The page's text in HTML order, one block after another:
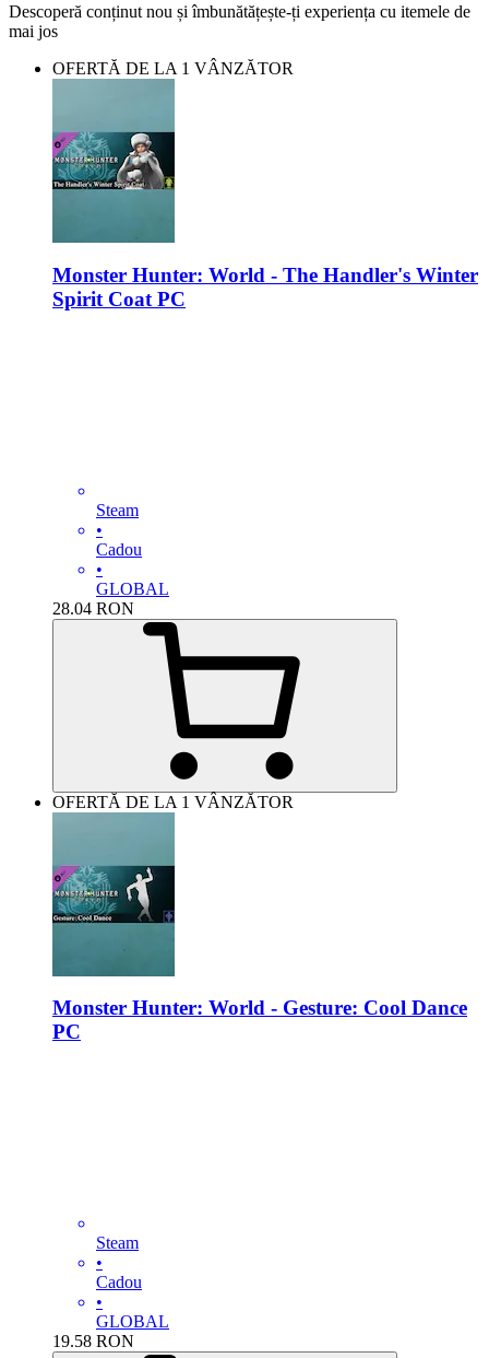
Descoperă conținut nou și îmbunătățește-ți experiența cu itemele de
mai jos
OFERTĂ DE LA 1 VÂNZĂTOR
Monster Hunter: World - The Handler's Winter
Spirit Coat PC
Steam
•
Cadou
•
GLOBAL
28.04 RON
OFERTĂ DE LA 1 VÂNZĂTOR
Monster Hunter: World - Gesture: Cool Dance
PC
Steam
•
Cadou
•
GLOBAL
19.58 RON